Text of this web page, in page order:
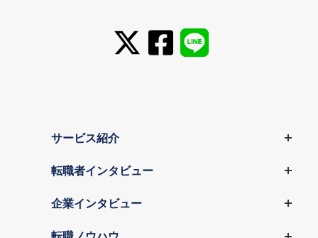
サービス紹介
転職者インタビュー
企業インタビュー